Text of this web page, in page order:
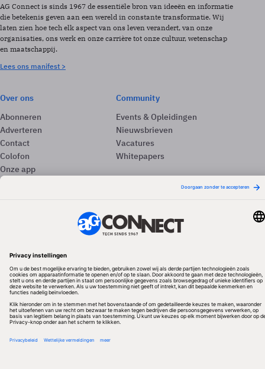
AG Connect is sinds 1967 de essentiële bron van ideeën en informatie
die betekenis geven aan een wereld in constante transformatie. Wij
laten zien hoe tech elk aspect van ons leven verandert, van onze
organisaties, ons werk en onze carrière tot onze cultuur, wetenschap
en maatschappij.
Lees ons manifest >
Over ons
Abonneren
Adverteren
Contact
Colofon
Onze app
Privacyinstellingen
Community
Events & Opleidingen
Nieuwsbrieven
Vacatures
Whitepapers
Redactionele partner
Algemene Voorwaarden & Copyrights